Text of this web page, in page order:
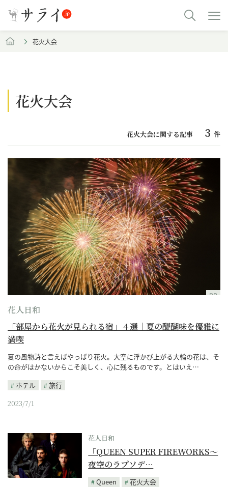
花火大会
花火大会
花火大会に関する記事 3 件
PR
花人日和
「部屋から花火が見られる宿」４選｜夏の醍醐味を優雅に
満喫
夏の風物詩と言えばやっぱり花火。大空に浮かび上がる大輪の花は、そ
の命がはかないからこそ美しく、心に残るものです。とはいえ…
ホテル
旅行
2023/7/1
花人日和
「QUEEN SUPER FIREWORKS～
夜空のラプソデ…
Queen
花火大会